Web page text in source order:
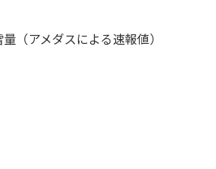
（アメダスによる速報値）